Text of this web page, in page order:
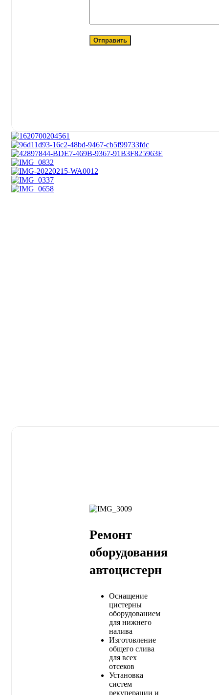
Ремонт
оборудования
автоцистерн
Оснащение
цистерны
оборудованием
для нижнего
налива
Изготовление
общего слива
для всех
отсеков
Установка
систем
рекуперации и